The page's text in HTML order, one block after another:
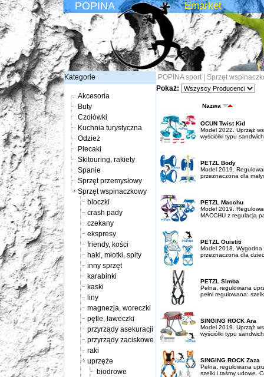
POPINA Emarket
Kategorie
Akcesoria
Buty
Czołówki
Kuchnia turystyczna
Odzież
Plecaki
Skitouring, rakiety
Spanie
Sprzęt przemysłowy
Sprzęt wspinaczkowy
bloczki
crash pady
czekany
ekspresy
friendy, kości
haki, młotki, spity
inny sprzęt
karabinki
kaski
liny
magnezja, woreczki
pętle, ławeczki
przyrządy asekuracji
przyrządy zaciskowe
raki
uprzęże
biodrowe
POPINA sport|
Sprzęt
Pokaż:
Nazwa
OCUN Twist Kid
Model 2022. Uprząż
wyściółki typu
PETZL Body
Model 2019.
przeznaczona dla
PETZL Macchu
Model 2019.
MACCHU z regulacją
PETZL Ouistiti
Model 2018. Wygodna
przeznaczona dla
PETZL Simba
Pełna, regulowana
pełni regulowana:
SINGING ROCK Ara
Model 2019. Uprząż
wyściółki typu
SINGING ROCK Zaza
Pełna, regulowana
szelki i taśmy udowe.